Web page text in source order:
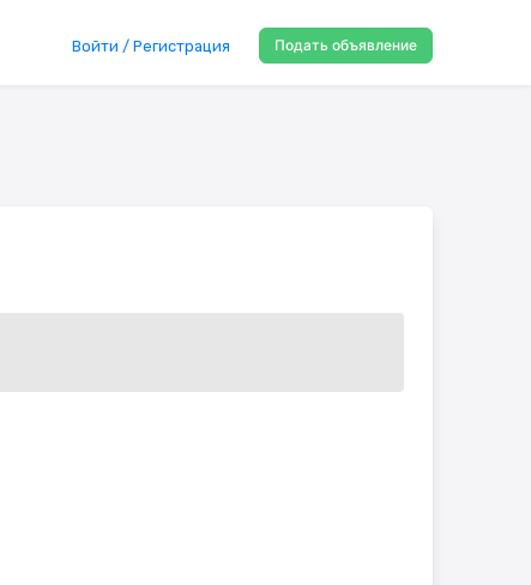
Войти / Регистрация Подать объявление